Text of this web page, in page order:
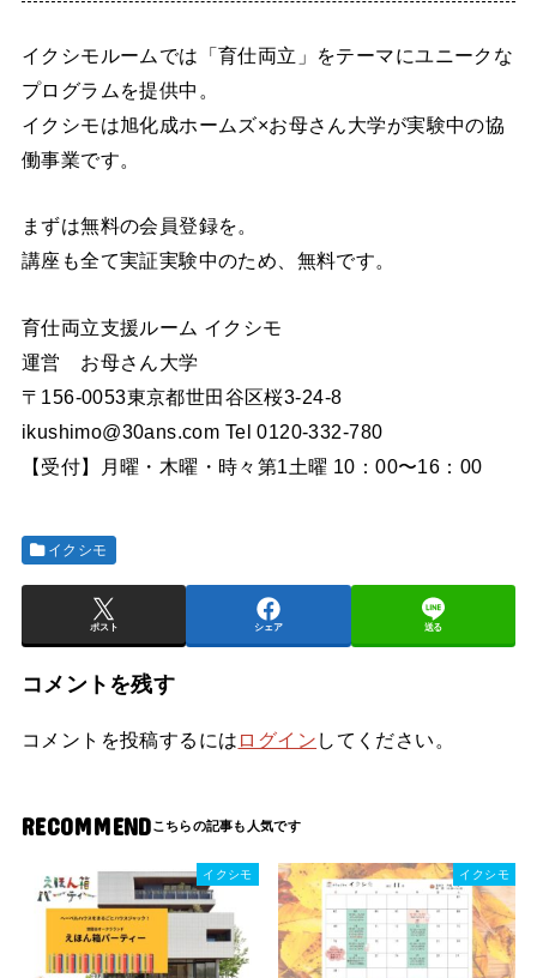
イクシモルームでは「育仕両立」をテーマにユニークな
プログラムを提供中。
イクシモは旭化成ホームズ×お母さん大学が実験中の協
働事業です。
まずは無料の会員登録を。
講座も全て実証実験中のため、無料です。
育仕両立支援ルーム イクシモ
運営 お母さん大学
〒156-0053東京都世田谷区桜3-24-8
ikushimo@30ans.com Tel 0120-332-780
【受付】月曜・木曜・時々第1土曜 10：00〜16：00
イクシモ
ポスト シェア 送る
コメントを残す
コメントを投稿するには ログイン してください。
RECOMMEND
イクシモ イクシモ